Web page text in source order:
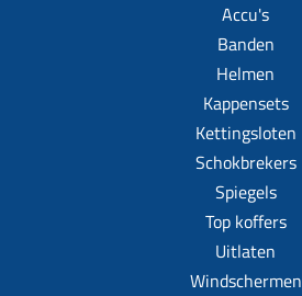
Accu's
Banden
Helmen
Kappensets
Kettingsloten
Schokbrekers
Spiegels
Top koffers
Uitlaten
Windschermen